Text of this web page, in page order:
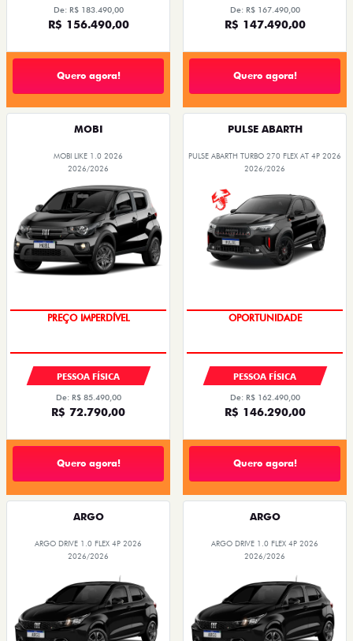
De: R$ 183.490,00
R$ 156.490,00
Quero agora!
De: R$ 167.490,00
R$ 147.490,00
Quero agora!
MOBI
MOBI LIKE 1.0 2026
2026/2026
PREÇO IMPERDÍVEL
PESSOA FÍSICA
De: R$ 85.490,00
R$ 72.790,00
Quero agora!
PULSE ABARTH
PULSE ABARTH TURBO 270 FLEX AT 4P 2026
2026/2026
OPORTUNIDADE
PESSOA FÍSICA
De: R$ 162.490,00
R$ 146.290,00
Quero agora!
ARGO
ARGO DRIVE 1.0 FLEX 4P 2026
2026/2026
ARGO
ARGO DRIVE 1.0 FLEX 4P 2026
2026/2026